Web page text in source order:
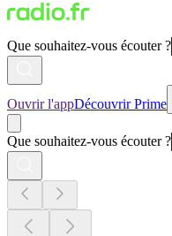
Que souhaitez-vous écouter ?
Ouvrir l'appDécouvrir Prime
Que souhaitez-vous écouter ?